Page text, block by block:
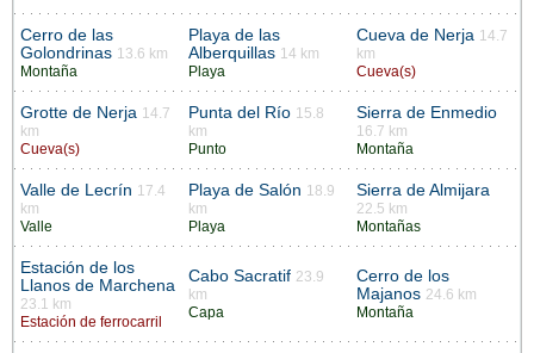
Cerro de las
Golondrinas 13.6 km
Montaña
Playa de las
Alberquillas 14 km
Playa
Cueva de Nerja 14.7
km
Cueva(s)
Grotte de Nerja 14.7
km
Cueva(s)
Punta del Río 15.8
km
Punto
Sierra de Enmedio
16.7 km
Montaña
Valle de Lecrín 17.4
km
Valle
Playa de Salón 18.9
km
Playa
Sierra de Almijara
22.5 km
Montañas
Estación de los
Llanos de Marchena
23.1 km
Estación de ferrocarril
Cabo Sacratif 23.9
km
Capa
Cerro de los
Majanos 24.6 km
Montaña